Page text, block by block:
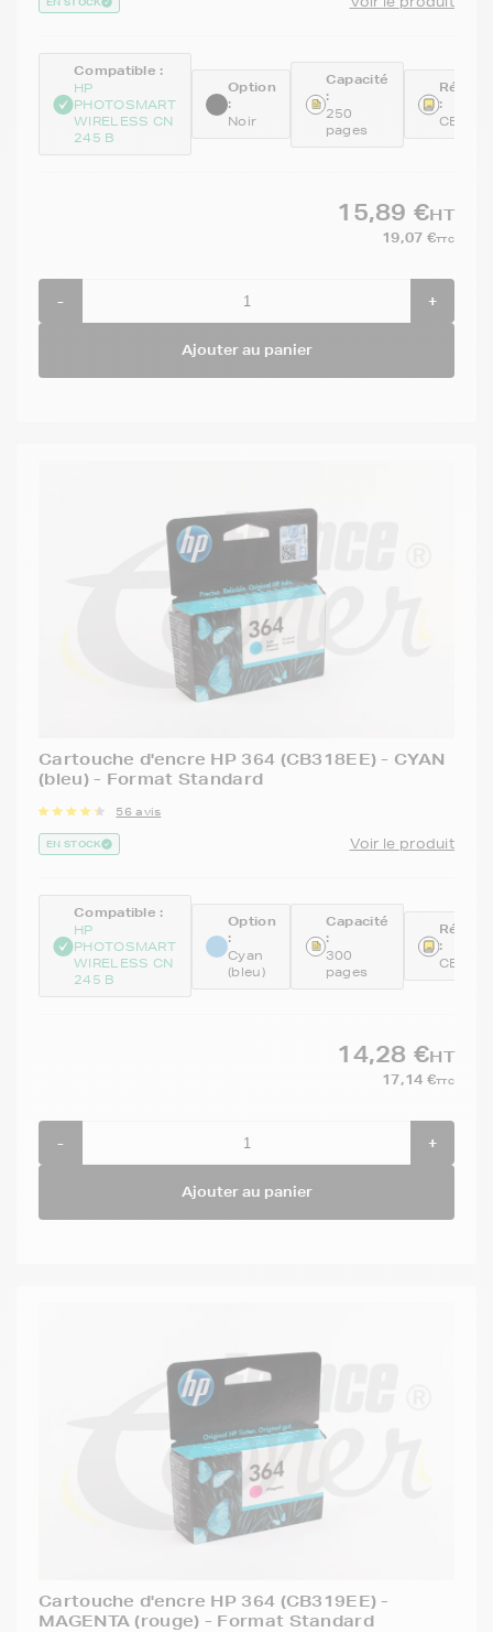
Compatible :
HP
PHOTOSMART
WIRELESS CN
245 B
Option
:
Noir
Capacité
:
250
pages
:
15,89 €HT
19,07 €TTC
- +
Ajouter au panier
Cartouche d'encre HP 364 (CB318EE) - CYAN
(bleu) - Format Standard
56 avis
EN STOCK Voir le produit
Compatible :
HP
PHOTOSMART
WIRELESS CN
245 B
Option
:
Cyan
(bleu)
Capacité
:
300
pages
:
14,28 €HT
17,14 €TTC
- +
Ajouter au panier
Cartouche d'encre HP 364 (CB319EE) -
MAGENTA (rouge) - Format Standard